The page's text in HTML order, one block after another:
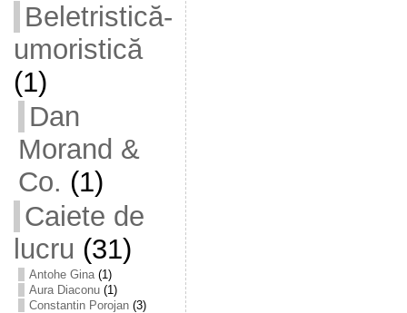
Beletristică-
umoristică
(1)
Dan
Morand &
Co. (1)
Caiete de
lucru (31)
Antohe Gina(1)
Aura Diaconu(1)
Constantin Porojan(3)